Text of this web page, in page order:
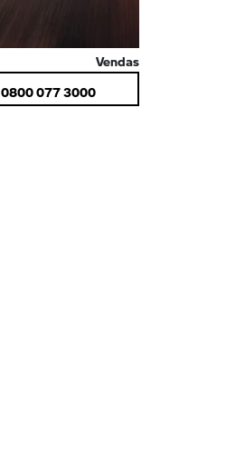
Vendas
0800 077 3000